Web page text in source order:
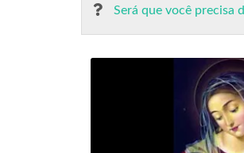
Será que você precisa